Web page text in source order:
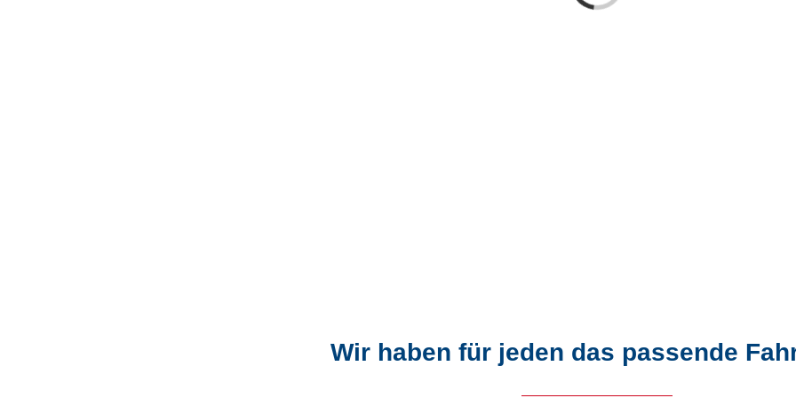
Wir haben für jeden das passende